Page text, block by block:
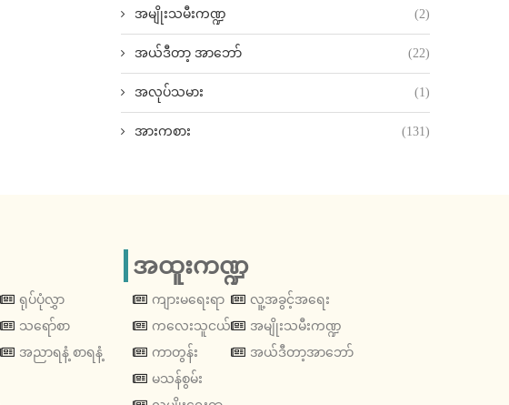
အမျိုးသမီးကဏ္ဍ (2)
အယ်ဒီတာ့ အာဘော် (22)
အလုပ်သမား (1)
အားကစား (131)
ရုပ်ပုံလွှာ
သရော်စာ
အညာရနံ့ စာရနံ့
အထူးကဏ္ဍ
ကျားမရေးရာ
ကလေးသူငယ်
ကာတွန်း
မသန်စွမ်း
လူ့အခွင့်အရေး
အမျိုးသမီးကဏ္ဍ
အယ်ဒီတာ့အာဘော်